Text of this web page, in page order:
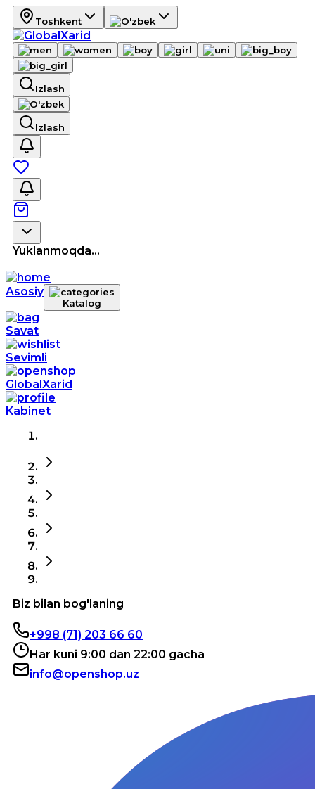
Toshkent
Izlash
Izlash
Yuklanmoqda...
Asosiy
Katalog
Savat
Sevimli
GlobalXarid
Kabinet
Biz bilan bog'laning
+998 (71) 203 66 60
Har kuni 9:00 dan 22:00 gacha
info@openshop.uz